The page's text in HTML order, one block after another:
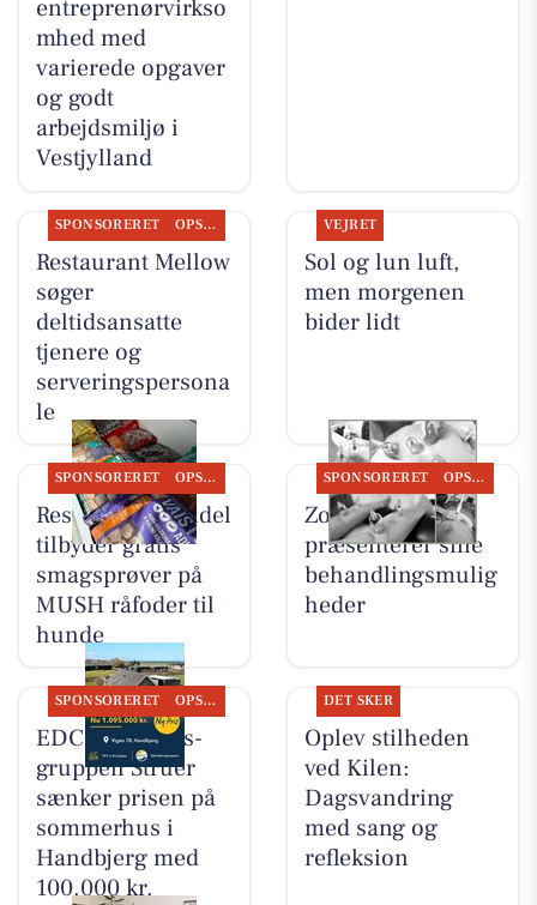
entreprenørvirkso
mhed med
varierede opgaver
og godt
arbejdsmiljø i
Vestjylland
SPONSORERET OPSLAGSTAVLEN
Restaurant Mellow
søger
deltidsansatte
tjenere og
serveringspersona
le
VEJRET
Sol og lun luft,
men morgenen
bider lidt
SPONSORERET OPSLAGSTAVLEN
Resen Landhandel
tilbyder gratis
smagsprøver på
MUSH råfoder til
hunde
SPONSORERET OPSLAGSTAVLEN
Zones By Gitte
præsenterer sine
behandlingsmulig
heder
SPONSORERET OPSLAGSTAVLEN
EDC Ejen­doms­
grup­pen Struer
sænker prisen på
sommerhus i
Handbjerg med
100.000 kr.
DET SKER
Oplev stilheden
ved Kilen:
Dagsvandring
med sang og
refleksion